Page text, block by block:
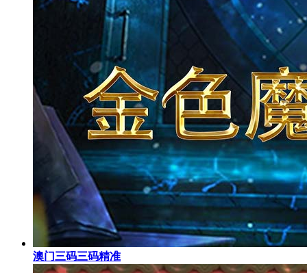
澳门三码三码精准